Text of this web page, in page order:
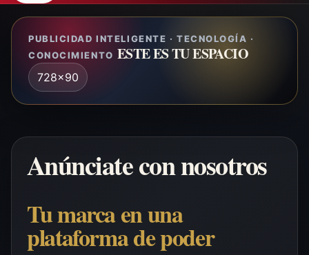
PUBLICIDAD INTELIGENTE · TECNOLOGÍA ·
CONOCIMIENTO ESTE ES TU ESPACIO
728x90
Anúnciate con nosotros
Tu marca en una
plataforma de poder